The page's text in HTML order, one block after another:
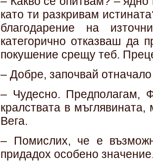
като ти разкривам
благодарение на
категорично отказваш да
покушение срещу теб.
– Добре, започвай
– Чудесно. Предполагам,
кралствата в
Вега.
– Помислих, че е
придадох особено